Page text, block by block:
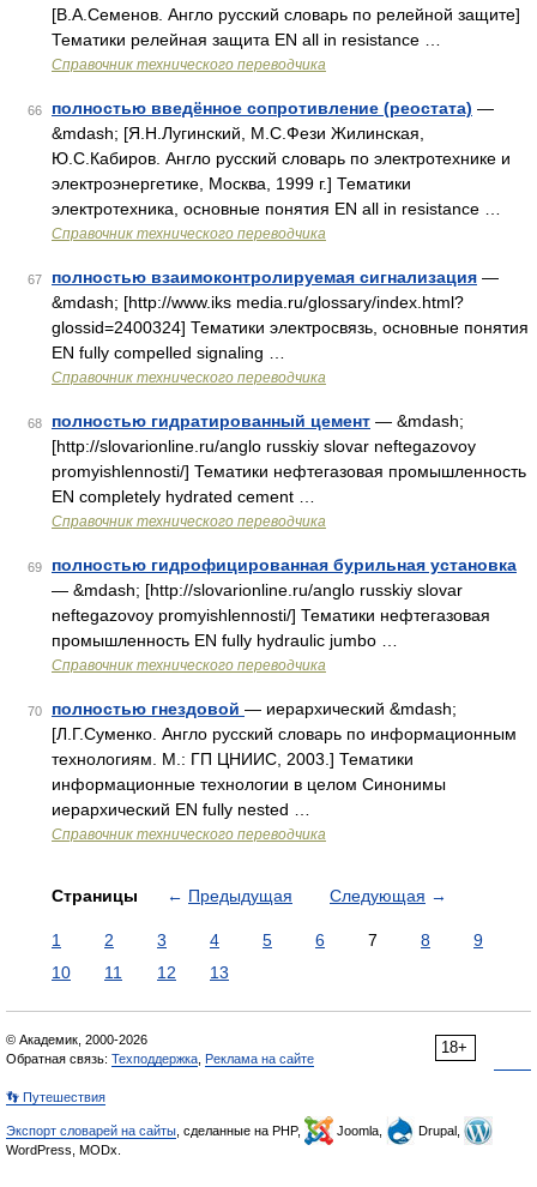
[В.А.Семенов. Англо русский словарь по релейной защите]
Тематики релейная защита EN all in resistance …
Справочник технического переводчика
66 полностью введённое сопротивление (реостата) —
&mdash; [Я.Н.Лугинский, М.С.Фези Жилинская,
Ю.С.Кабиров. Англо русский словарь по электротехнике и
электроэнергетике, Москва, 1999 г.] Тематики
электротехника, основные понятия EN all in resistance …
Справочник технического переводчика
67 полностью взаимоконтролируемая сигнализация —
&mdash; [http://www.iks media.ru/glossary/index.html?
glossid=2400324] Тематики электросвязь, основные понятия
EN fully compelled signaling …
Справочник технического переводчика
68 полностью гидратированный цемент — &mdash;
[http://slovarionline.ru/anglo russkiy slovar neftegazovoy
promyishlennosti/] Тематики нефтегазовая промышленность
EN completely hydrated cement …
Справочник технического переводчика
69
полностью гидрофицированная бурильная установка
— &mdash; [http://slovarionline.ru/anglo russkiy slovar
neftegazovoy promyishlennosti/] Тематики нефтегазовая
промышленность EN fully hydraulic jumbo …
Справочник технического переводчика
70 полностью гнездовой — иерархический &mdash;
[Л.Г.Суменко. Англо русский словарь по информационным
технологиям. М.: ГП ЦНИИС, 2003.] Тематики
информационные технологии в целом Синонимы
иерархический EN fully nested …
Справочник технического переводчика
Страницы ← Предыдущая Следующая →
1 2 3 4 5 6 7 8
9
10
11 12 13
18+
© Академик, 2000-2026
Обратная связь: Техподдержка Реклама на сайте
👣 Путешествия
Экспорт словарей на сайты , сделанные на PHP, Joomla,
Drupal,
WordPress, MODx.